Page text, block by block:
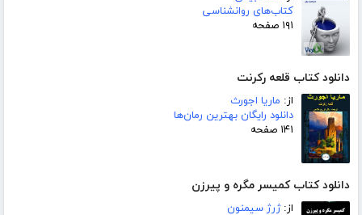
کتاب‌های روانشناسی
۱۹۱ صفحه
دانلود کتاب قلعه رکرنت
از: ماریا اجورث
دانلود رایگان بهترین رمان‌ها
۱۴۱ صفحه
دانلود کتاب کمیسر مگره و پیرزن
از:ژرژ سیمنون